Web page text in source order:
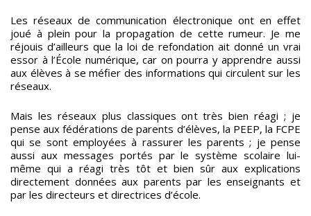
Les réseaux de communication électronique ont en effet
joué à plein pour la propagation de cette rumeur. Je me
réjouis d’ailleurs que la loi de refondation ait donné un vrai
essor à l’École numérique, car on pourra y apprendre aussi
aux élèves à se méfier des informations qui circulent sur les
réseaux.
Mais les réseaux plus classiques ont très bien réagi ; je
pense aux fédérations de parents d’élèves, la PEEP, la FCPE
qui se sont employées à rassurer les parents ; je pense
aussi aux messages portés par le système scolaire lui-
même qui a réagi très tôt et bien sûr aux explications
directement données aux parents par les enseignants et
par les directeurs et directrices d’école.